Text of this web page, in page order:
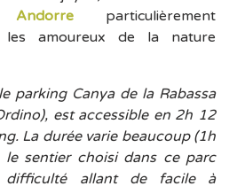
particulièrement
les amoureux de la nature
parking Canya de la Rabassa
est accessible en 2h 12
La durée varie beaucoup (1h
sentier choisi dans ce parc
difficulté allant de facile à